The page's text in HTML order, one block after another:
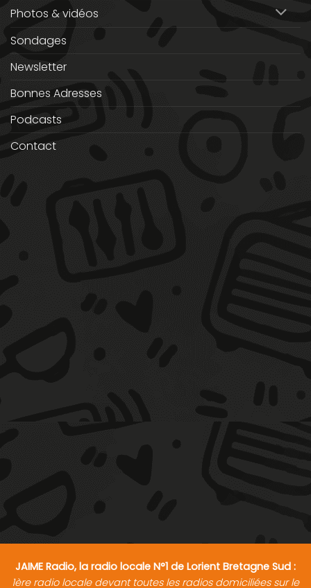
Photos & vidéos
Sondages
Newsletter
Bonnes Adresses
Podcasts
Contact
JAIME Radio, la radio locale N°1 de Lorient Bretagne Sud :
1ère radio locale devant toutes les radios domiciliées sur le